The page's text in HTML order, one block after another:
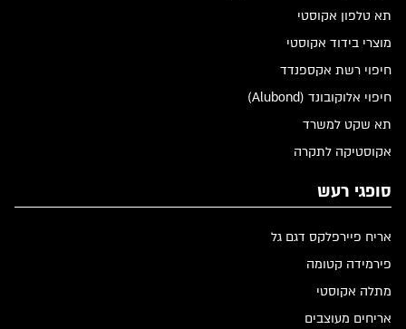
תא טלפון אקוסטי
מוצרי בידוד אקוסטי
חיפוי רשת אקספנדד
חיפוי אלוקובונד (Alubond)
תא שקט למשרד
אקוסטיקה לתקרה
סופגי רעש
אריח פיירפלקס דגם גל
פירמידה קטומה
מתלה אקוסטי
אריחים מעוצבים